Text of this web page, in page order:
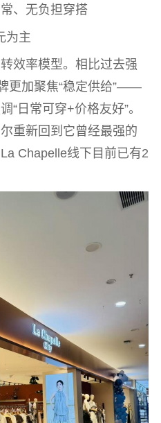
、无负担穿搭
为主
效率模型。相比过去强
更加聚焦“稳定供给”——
“日常可穿+价格友好”。
重新回到它曾经最强的
Chapelle线下目前已有2